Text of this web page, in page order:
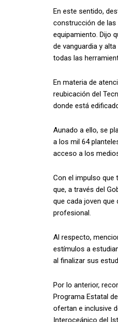
En este sentido,
construcción de las
equipamiento. Dijo
de vanguardia y
todas las
En materia de
reubicación del
donde está
Aunado a ello, se
a los mil 64
acceso a los
Con el impulso que
que, a través del
que cada joven
profesional.
Al respecto,
estímulos a
al finalizar sus
Por lo anterior,
Programa Estatal
ofertan e inclusive
Interoceánico del